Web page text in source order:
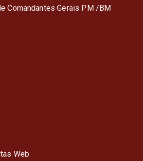
Comandantes Gerais PM /BM
Web